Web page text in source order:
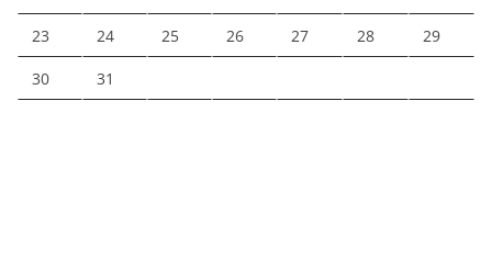
23 24 25 26 27 28 29
30 31